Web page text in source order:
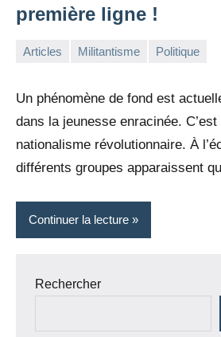
première ligne !
Articles Militantisme Politique
Un phénomène de fond est
dans la jeunesse enracinée.
nationalisme révolutionnaire. À
différents groupes apparaissent
Continuer la lecture
Rechercher